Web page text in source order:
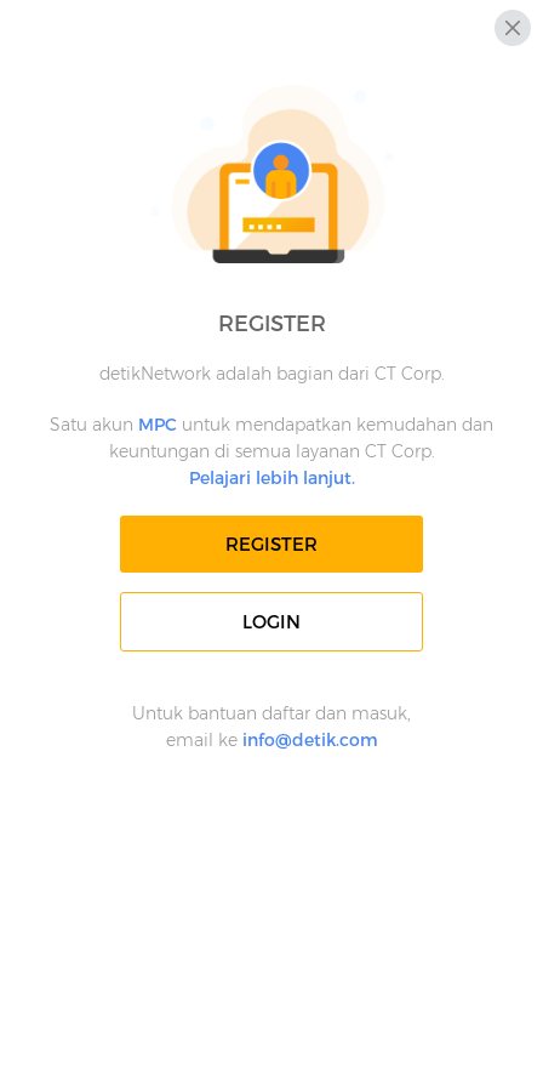
REGISTER
detikNetwork adalah bagian dari CT Corp.
Satu akun MPC untuk mendapatkan kemudahan dan
keuntungan di semua layanan CT Corp.
Pelajari lebih lanjut.
REGISTER
LOGIN
Untuk bantuan daftar dan masuk,
email ke info@detik.com